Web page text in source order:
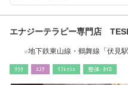
エナジーテラピー専門店
☆地下鉄東山線・鶴舞線「伏
ﾘﾗｸ ｴｽﾃ ﾘﾌﾚｯｼｭ 整体･ｶｲﾛ